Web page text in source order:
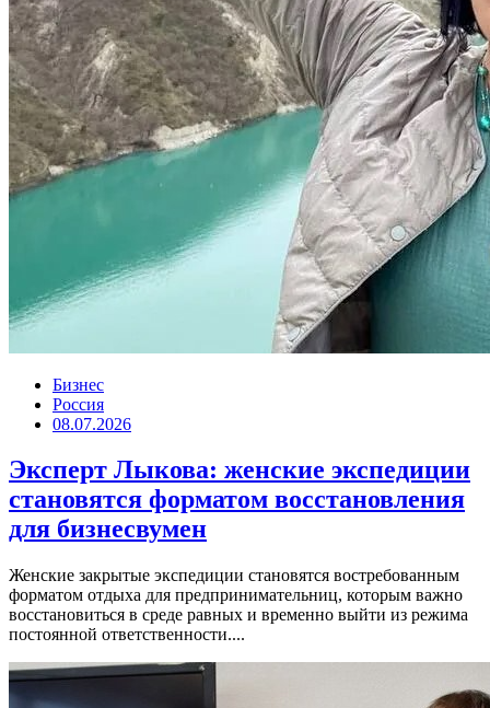
Бизнес
Россия
08.07.2026
Эксперт Лыкова: женские экспедиции
становятся форматом восстановления
для бизнесвумен
Женские закрытые экспедиции становятся востребованным
форматом отдыха для предпринимательниц, которым важно
восстановиться в среде равных и временно выйти из режима
постоянной ответственности....